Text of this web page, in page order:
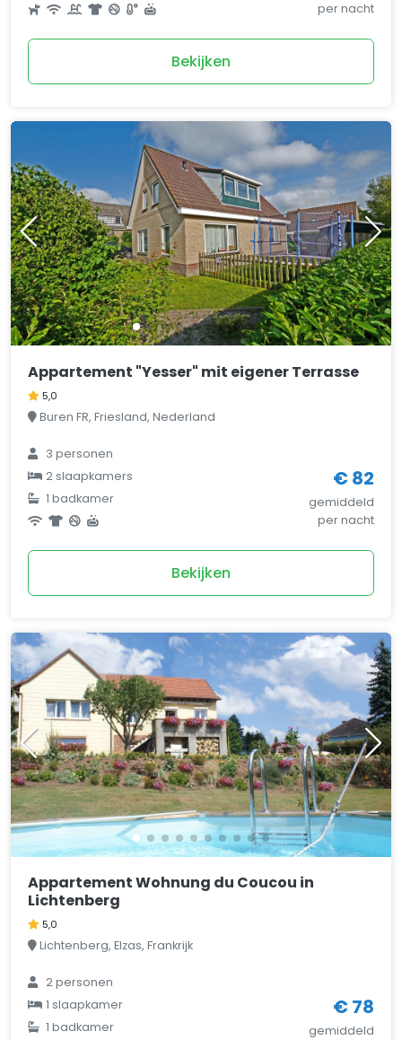
per nacht
Bekijken
Appartement "Yesser" mit eigener Terrasse
5,0
Buren FR, Friesland, Nederland
3 personen
2 slaapkamers
1 badkamer
€ 82
gemiddeld
per nacht
Bekijken
Appartement Wohnung du Coucou in
Lichtenberg
5,0
Lichtenberg, Elzas, Frankrijk
2 personen
1 slaapkamer
1 badkamer
€ 78
gemiddeld